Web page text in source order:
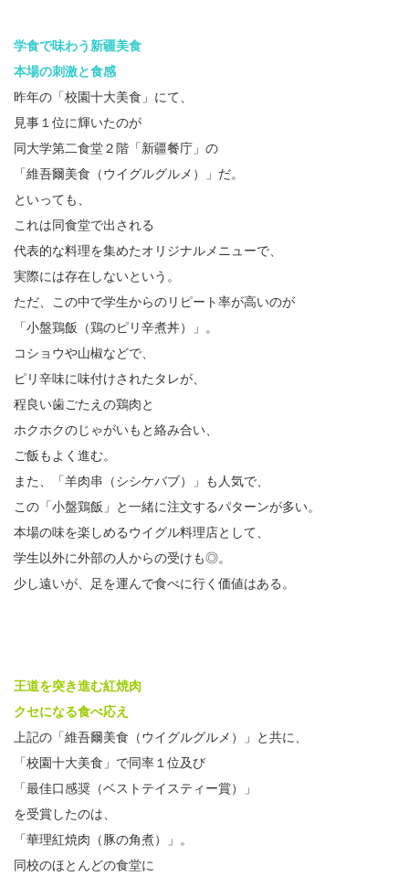
学食で味わう新疆美食
本場の刺激と食感
昨年の「校園十大美食」にて、
見事１位に輝いたのが
同大学第二食堂２階「新疆餐庁」の
「維吾爾美食（ウイグルグルメ）」だ。
といっても、
これは同食堂で出される
代表的な料理を集めたオリジナルメニューで、
実際には存在しないという。
ただ、この中で学生からのリピート率が高いのが
「小盤鶏飯（鶏のピリ辛煮丼）」。
コショウや山椒などで、
ピリ辛味に味付けされたタレが、
程良い歯ごたえの鶏肉と
ホクホクのじゃがいもと絡み合い、
ご飯もよく進む。
また、「羊肉串（シシケバブ）」も人気で、
この「小盤鶏飯」と一緒に注文するパターンが多い。
本場の味を楽しめるウイグル料理店として、
学生以外に外部の人からの受けも◎。
少し遠いが、足を運んで食べに行く価値はある。
王道を突き進む紅焼肉
クセになる食べ応え
上記の「維吾爾美食（ウイグルグルメ）」と共に、
「校園十大美食」で同率１位及び
「最佳口感奨（ベストテイスティー賞）」
を受賞したのは、
「華理紅焼肉（豚の角煮）」。
同校のほとんどの食堂に